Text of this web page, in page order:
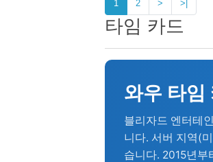
1 2 > >|
타임 카드
와우 타임
블리자드 엔터테
니다. 서버 지역(
습니다. 2015년부